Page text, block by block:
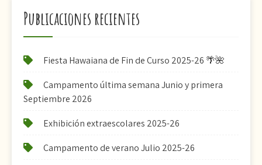
Publicaciones recientes
Fiesta Hawaiana de Fin de Curso 2025-26 🌴🌺
Campamento última semana Junio y primera
Septiembre 2026
Exhibición extraescolares 2025-26
Campamento de verano Julio 2025-26